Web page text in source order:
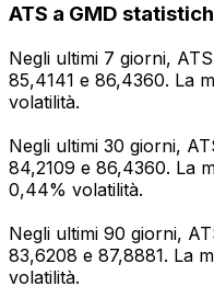
ATS a GMD
Negli ultimi 7 giorni,
85,4141 e 86,4360. La
volatilità.
Negli ultimi 30 giorni,
84,2109 e 86,4360. La
0,44% volatilità.
Negli ultimi 90 giorni,
83,6208 e 87,8881. La
volatilità.